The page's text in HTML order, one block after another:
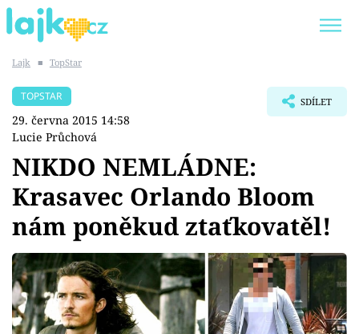
SHOPAHOLICADEL
Témata
Showbyznys
Youtubeři
Virály
Lajk ■ TopStar
TOPSTAR
29. června 2015 14:58
Lucie Průchová
SDÍLET
NIKDO NEMLÁDNE:
Krasavec Orlando Bloom
nám poněkud ztaťkovatěl!